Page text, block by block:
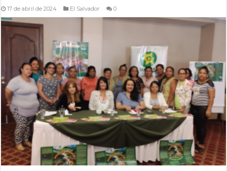
17 de abril de 2024 El Salvador 0